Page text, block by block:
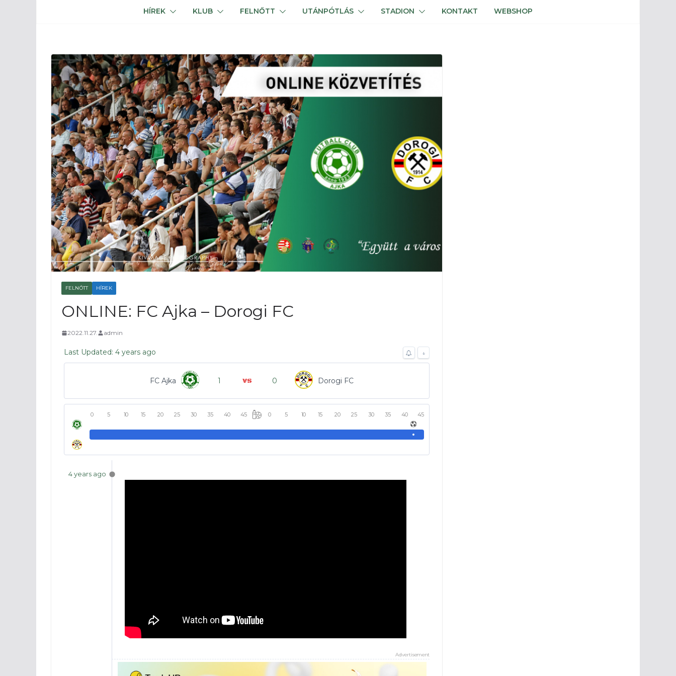
HÍREK KLUB FELNŐTT UTÁNPÓTLÁS STADION KONTAKT WEBSHOP
FELNŐTT HÍREK
ONLINE: FC Ajka – Dorogi FC
2022.11.27. admin
Last Updated: 4 years ago ↓
1
FC Ajka 0 Dorogi FC
0 5 10 15 20 25 30 35 40 45 0 5 10 15 20 25 30 35 40 45
4 years ago
Advertisement